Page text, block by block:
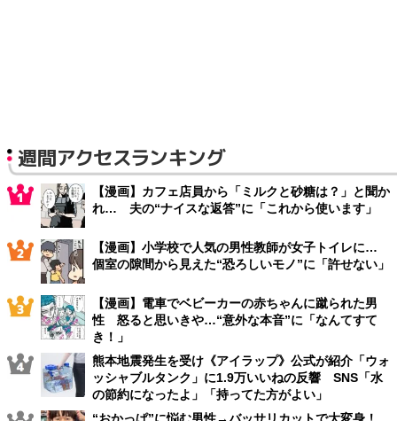
週間アクセスランキング
【漫画】カフェ店員から「ミルクと砂糖は？」と聞か
れ… 夫の“ナイスな返答”に「これから使います」
【漫画】小学校で人気の男性教師が女子トイレに…
個室の隙間から見えた“恐ろしいモノ”に「許せない」
【漫画】電車でベビーカーの赤ちゃんに蹴られた男
性 怒ると思いきや…“意外な本音”に「なんてすて
き！」
熊本地震発生を受け《アイラップ》公式が紹介「ウォ
ッシャブルタンク」に1.9万いいねの反響 SNS「水
の節約になったよ」「持ってた方がよい」